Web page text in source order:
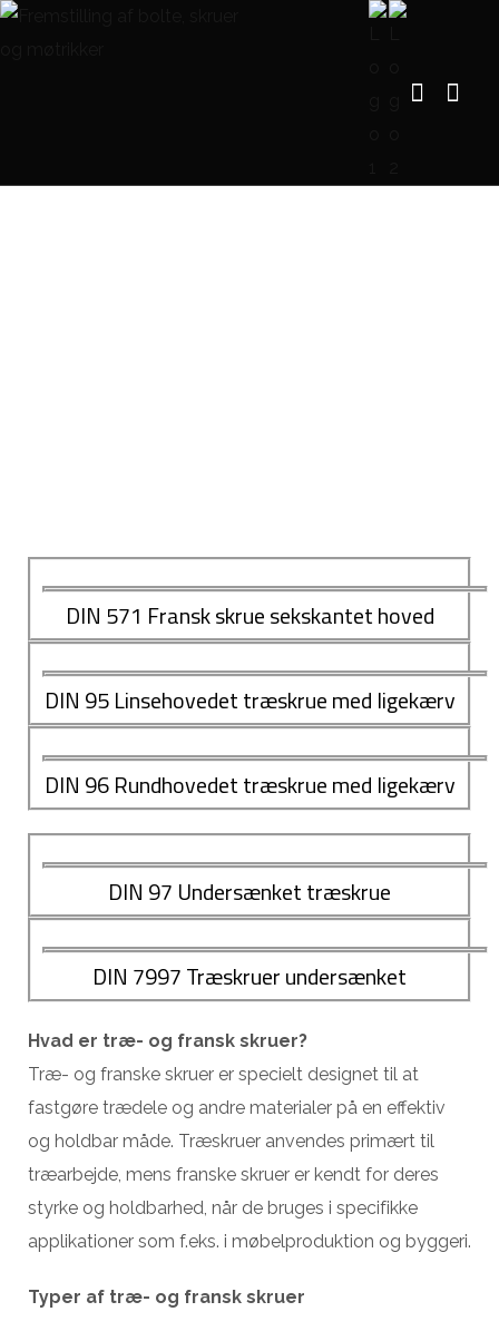
DIN 571 Fransk skrue sekskantet hoved
DIN 95 Linsehovedet træskrue med ligekærv
DIN 96 Rundhovedet træskrue med ligekærv
DIN 97 Undersænket træskrue
DIN 7997 Træskruer undersænket
Hvad er træ- og fransk skruer?
Træ- og franske skruer er specielt designet til at
fastgøre trædele og andre materialer på en effektiv
og holdbar måde. Træskruer anvendes primært til
træarbejde, mens franske skruer er kendt for deres
styrke og holdbarhed, når de bruges i specifikke
applikationer som f.eks. i møbelproduktion og byggeri.
Typer af træ- og fransk skruer